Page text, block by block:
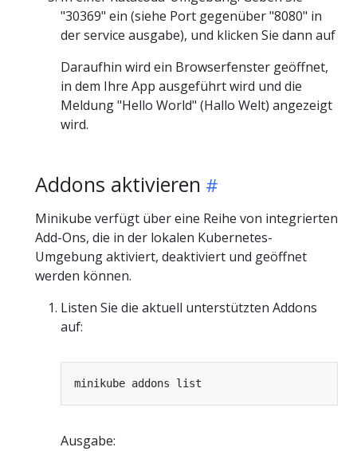
"30369" ein (siehe Port gegenüber "8080" in
der service ausgabe), und klicken Sie dann auf
Daraufhin wird ein Browserfenster geöffnet,
in dem Ihre App ausgeführt wird und die
Meldung "Hello World" (Hallo Welt) angezeigt
wird.
Addons aktivieren
Minikube verfügt über eine Reihe von integrierten
Add-Ons, die in der lokalen Kubernetes-
Umgebung aktiviert, deaktiviert und geöffnet
werden können.
Listen Sie die aktuell unterstützten Addons
auf:
Ausgabe: